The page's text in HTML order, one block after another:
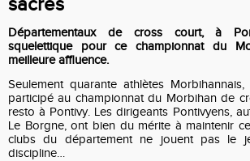
sacrés
Départementaux de cross court, à
squelettique pour ce championnat du
meilleure affluence.
Seulement quarante athlètes
participé au championnat du Morbihan de
resto à Pontivy. Les dirigeants Pontivyens,
Le Borgne, ont bien du mérite à maintenir
clubs du département ne jouent pas le
discipline…